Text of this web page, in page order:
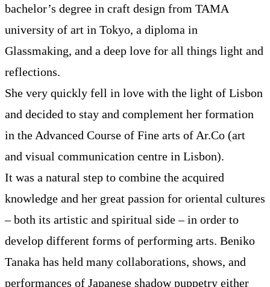
bachelor’s degree in craft design from TAMA
university of art in Tokyo, a diploma in
Glassmaking, and a deep love for all things light and
reflections.
She very quickly fell in love with the light of Lisbon
and decided to stay and complement her formation
in the Advanced Course of Fine arts of Ar.Co (art
and visual communication centre in Lisbon).
It was a natural step to combine the acquired
knowledge and her great passion for oriental cultures
– both its artistic and spiritual side – in order to
develop different forms of performing arts. Beniko
Tanaka has held many collaborations, shows, and
performances of Japanese shadow puppetry either